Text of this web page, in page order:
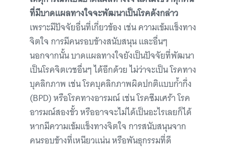
ที่มีบาดแผลทางใจจะพัฒนาเป็นโรคดังกล่าว
เพราะมีปัจจัยอื่นที่เกี่ยวข้อง เช่น ความเข้มแข็งทาง
จิตใจ การมีคนรอบข้างสนับสนุน และอื่นๆ
นอกจากนั้น บาดแผลทางใจยังเป็นปัจจัยที่พัฒนา
เป็นโรคจิตเวชอื่นๆ ได้อีกด้วย ไม่ว่าจะเป็น โรคทาง
บุคลิกภาพ เช่น โรคบุคลิกภาพผิดปกติแบบก้ำกึ่ง
(BPD) หรือโรคทางอารมณ์ เช่น โรคซึมเศร้า โรค
อารมณ์สองขั้ว หรืออาจจะไม่ได้เป็นอะไรเลยก็ได้
หากมีความเข้มแข็งทางจิตใจ การสนับสนุนจาก
คนรอบข้างที่เหนียวแน่น หรือพันธุกรรมที่ดี